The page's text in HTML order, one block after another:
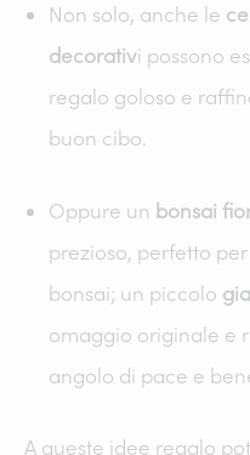
Non solo, anche le
decorativi possono
regalo goloso e
buon cibo.
Oppure un bonsai
prezioso, perfetto
bonsai; un piccolo
omaggio originale e
angolo di pace e
A queste idee regalo